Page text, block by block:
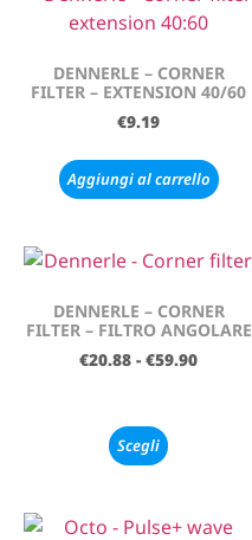
DENNERLE – CORNER
FILTER – EXTENSION 40/60
€9.19
Aggiungi al carrello
DENNERLE – CORNER
FILTER – FILTRO ANGOLARE
€20.88 - €59.90
Scegli